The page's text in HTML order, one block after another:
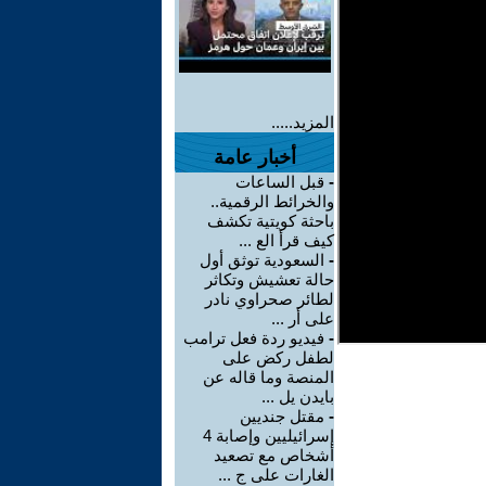
المزيد.....
أخبار عامة
- قبل الساعات
والخرائط الرقمية..
باحثة كويتية تكشف
كيف قرأ الع ...
- السعودية توثق أول
حالة تعشيش وتكاثر
لطائر صحراوي نادر
على أر ...
- فيديو ردة فعل ترامب
لطفل ركض على
المنصة وما قاله عن
بايدن يل ...
- مقتل جنديين
إسرائيليين وإصابة 4
أشخاص مع تصعيد
الغارات على ج ...